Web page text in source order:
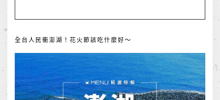
全台人民衝澎湖！花火節該吃什麼好～